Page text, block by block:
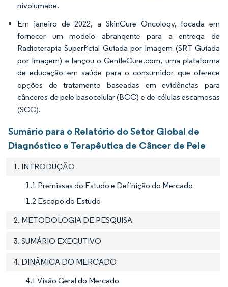
nivolumabe.
Em janeiro de 2022, a SkinCure Oncology, focada em
fornecer um modelo abrangente para a entrega de
Radioterapia Superficial Guiada por Imagem (SRT Guiada
por Imagem) e lançou o GentleCure.com, uma plataforma
de educação em saúde para o consumidor que oferece
opções de tratamento baseadas em evidências para
cânceres de pele basocelular (BCC) e de células escamosas
(SCC).
Sumário para o Relatório do Setor Global de
Diagnóstico e Terapêutica de Câncer de Pele
1. INTRODUÇÃO
1.1 Premissas do Estudo e Definição do Mercado
1.2 Escopo do Estudo
2. METODOLOGIA DE PESQUISA
3. SUMÁRIO EXECUTIVO
4. DINÂMICA DO MERCADO
4.1 Visão Geral do Mercado